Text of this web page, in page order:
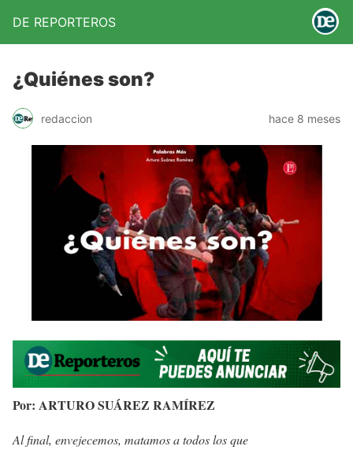
DE REPORTEROS
¿Quiénes son?
redaccion hace 8 meses
Por: ARTURO SUÁREZ RAMÍREZ
Al final, envejecemos, matamos a todos los que